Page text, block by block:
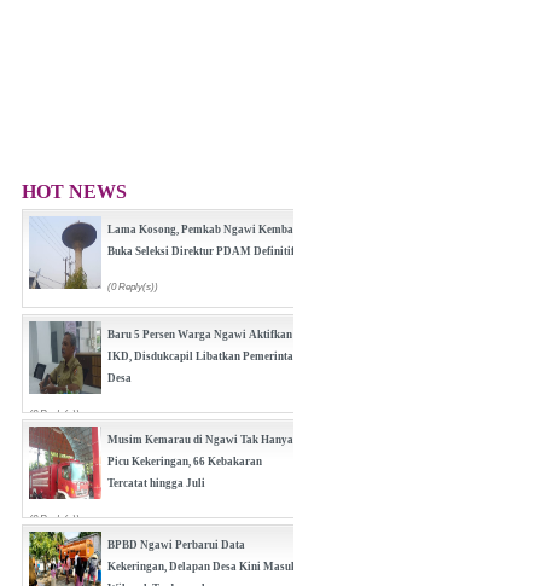
HOT NEWS
Lama Kosong, Pemkab Ngawi Kembali
Buka Seleksi Direktur PDAM Definitif
(0 Reply(s))
Baru 5 Persen Warga Ngawi Aktifkan
IKD, Disdukcapil Libatkan Pemerintah
Desa
(0 Reply(s))
Musim Kemarau di Ngawi Tak Hanya
Picu Kekeringan, 66 Kebakaran
Tercatat hingga Juli
(0 Reply(s))
BPBD Ngawi Perbarui Data
Kekeringan, Delapan Desa Kini Masuk